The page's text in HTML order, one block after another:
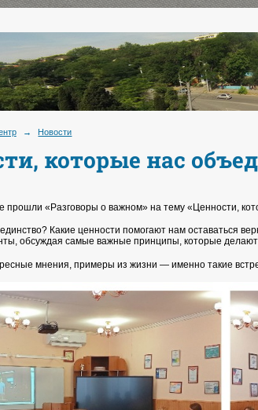
→ Новости
которые нас
прошли «Разговоры о важном» на тему «Ценности,
Какие ценности помогают нам оставаться
обсуждая самые важные принципы, которые
мнения, примеры из жизни — именно такие